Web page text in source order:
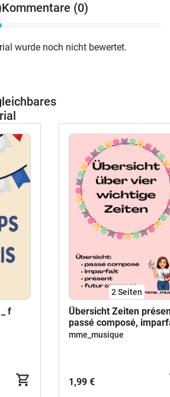
Kommentare (0)
wurde noch nicht bewertet.
f
2Seiten
Übersicht Zeiten
passé composé,
futur composé
mme_musique
1,99 €